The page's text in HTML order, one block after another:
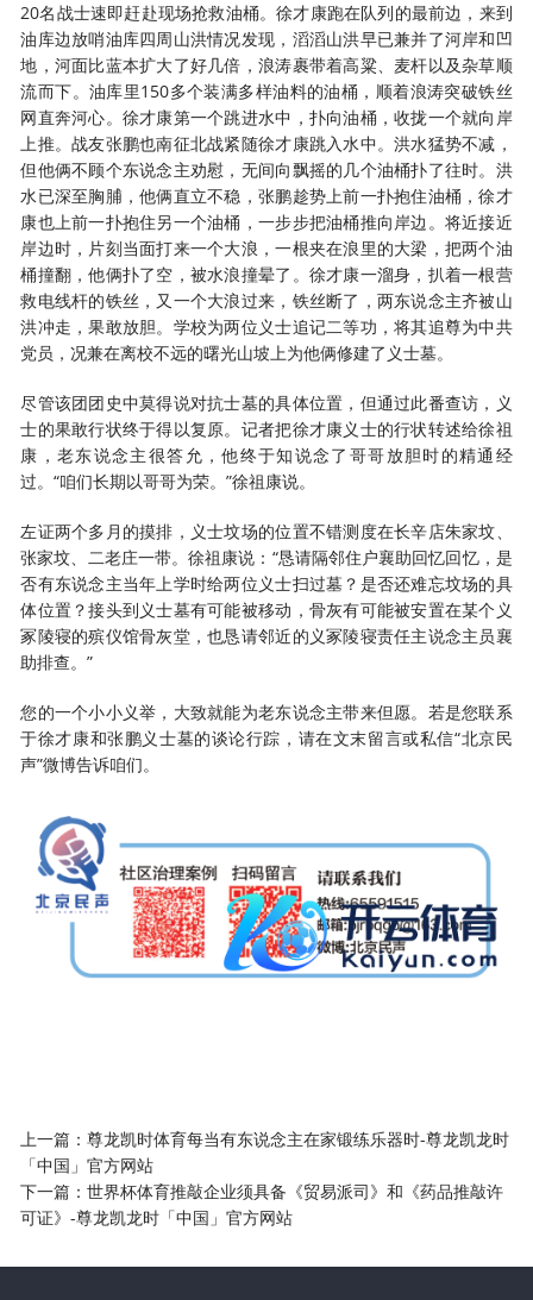
20名战士速即赶赴现场抢救油桶。徐才康跑在队列的最前边，来到
油库边放哨油库四周山洪情况发现，滔滔山洪早已兼并了河岸和凹
地，河面比蓝本扩大了好几倍，浪涛裹带着高粱、麦杆以及杂草顺
流而下。油库里150多个装满多样油料的油桶，顺着浪涛突破铁丝
网直奔河心。徐才康第一个跳进水中，扑向油桶，收拢一个就向岸
上推。战友张鹏也南征北战紧随徐才康跳入水中。洪水猛势不减，
但他俩不顾个东说念主劝慰，无间向飘摇的几个油桶扑了往时。洪
水已深至胸脯，他俩直立不稳，张鹏趁势上前一扑抱住油桶，徐才
康也上前一扑抱住另一个油桶，一步步把油桶推向岸边。将近接近
岸边时，片刻当面打来一个大浪，一根夹在浪里的大梁，把两个油
桶撞翻，他俩扑了空，被水浪撞晕了。徐才康一溜身，扒着一根营
救电线杆的铁丝，又一个大浪过来，铁丝断了，两东说念主齐被山
洪冲走，果敢放胆。学校为两位义士追记二等功，将其追尊为中共
党员，况兼在离校不远的曙光山坡上为他俩修建了义士墓。
尽管该团团史中莫得说对抗士墓的具体位置，但通过此番查访，义
士的果敢行状终于得以复原。记者把徐才康义士的行状转述给徐祖
康，老东说念主很答允，他终于知说念了哥哥放胆时的精通经
过。“咱们长期以哥哥为荣。”徐祖康说。
左证两个多月的摸排，义士坟场的位置不错测度在长辛店朱家坟、
张家坟、二老庄一带。徐祖康说：“恳请隔邻住户襄助回忆回忆，是
否有东说念主当年上学时给两位义士扫过墓？是否还难忘坟场的具
体位置？接头到义士墓有可能被移动，骨灰有可能被安置在某个义
冢陵寝的殡仪馆骨灰堂，也恳请邻近的义冢陵寝责任主说念主员襄
助排查。”
您的一个小小义举，大致就能为老东说念主带来但愿。若是您联系
于徐才康和张鹏义士墓的谈论行踪，请在文末留言或私信“北京民
声”微博告诉咱们。
上一篇：尊龙凯时体育每当有东说念主在家锻练乐器时-尊龙凯龙时
「中国」官方网站
下一篇：世界杯体育推敲企业须具备《贸易派司》和《药品推敲许
可证》-尊龙凯龙时「中国」官方网站